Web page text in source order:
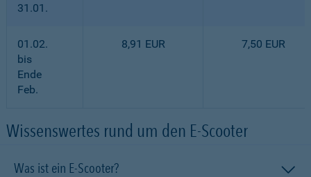
31.01.
01.02.
bis
Ende
Feb.
8,91 EUR 7,50 EUR
Wissenswertes rund um den E-Scooter
Was ist ein E-Scooter?